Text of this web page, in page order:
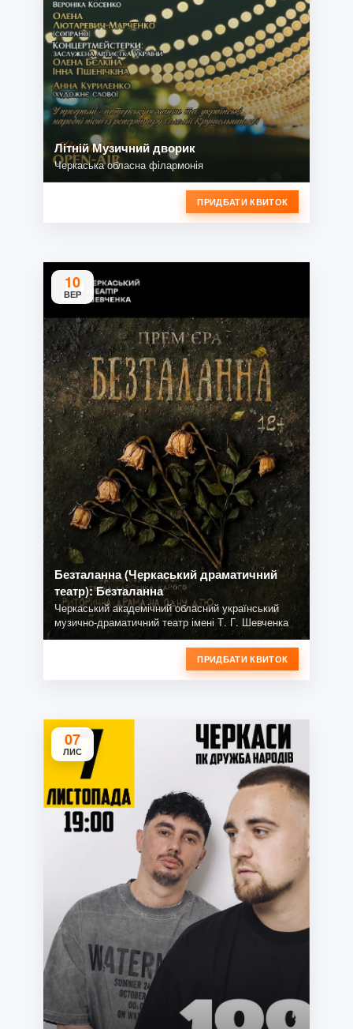
Літній Музичний дворик
Черкаська обласна філармонія
ПРИДБАТИ КВИТОК
10
ВЕР
Безталанна (Черкаський драматичний
театр): Безталанна
Черкаський академічний обласний український
музично-драматичний театр імені Т. Г. Шевченка
ПРИДБАТИ КВИТОК
07
ЛИС